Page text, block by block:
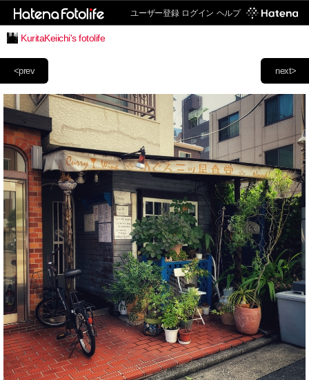
ユーザー登録 ログイン ヘルプ
KuritaKeiichi's fotolife
next>
<prev